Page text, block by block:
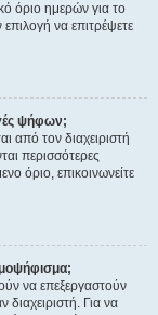
όριο ημερών για το
να επιτρέψετε
ψήφων;
από τον διαχειριστή
περισσότερες
όριο, επικοινωνείτε
να επεξεργαστούν
Για να